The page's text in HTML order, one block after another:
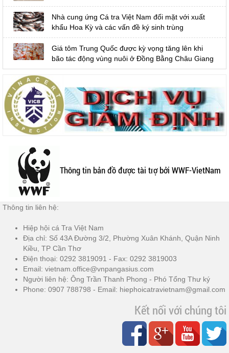
Nhà cung ứng Cá tra Việt Nam đối mặt với xuất
khẩu Hoa Kỳ và các vấn đề ký sinh trùng
Giá tôm Trung Quốc được kỳ vọng tăng lên khi
bão tác động vùng nuôi ở Đồng Bằng Châu Giang
Thông tin bản đồ được tài trợ bởi WWF-VietNam
Thông tin liên hệ:
Hiệp hội cá Tra Việt Nam
Địa chỉ: Số 43A Đường 3/2, Phường Xuân Khánh, Quận Ninh
Kiều, TP Cần Thơ
Điện thoại: 0292 3819091 - Fax: 0292 3819003
Email: vietnam.office@vnpangasius.com
Người liên hệ: Ông Trần Thanh Phong - Phó Tổng Thư ký
Phone: 0907 788798 - Email: hiephoicatravietnam@gmail.com
Kết nối với chúng tôi